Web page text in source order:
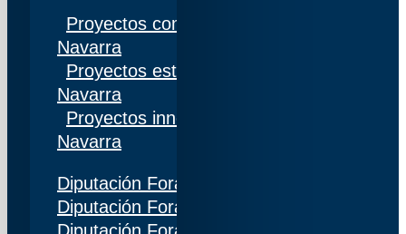
Proyectos competitivos I+D Gobierno de
Navarra
Proyectos estratégicos I+D Gobierno de
Navarra
Proyectos innovación Gobierno de
Navarra
Diputación Foral de Gipuzkoa
Diputación Foral de Bizkaia
Diputación Foral de Álava